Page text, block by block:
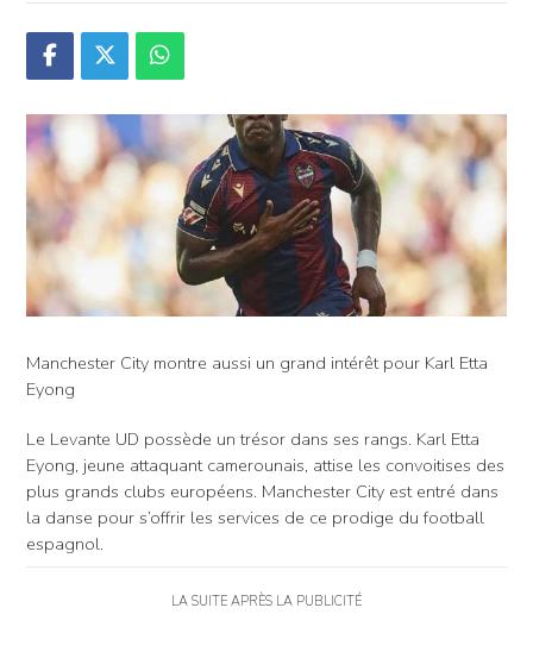
Manchester City montre aussi un grand intérêt pour Karl Etta
Eyong
Le Levante UD possède un trésor dans ses rangs. Karl Etta
Eyong, jeune attaquant camerounais, attise les convoitises des
plus grands clubs européens. Manchester City est entré dans
la danse pour s’offrir les services de ce prodige du football
espagnol.
LA SUITE APRÈS LA PUBLICITÉ